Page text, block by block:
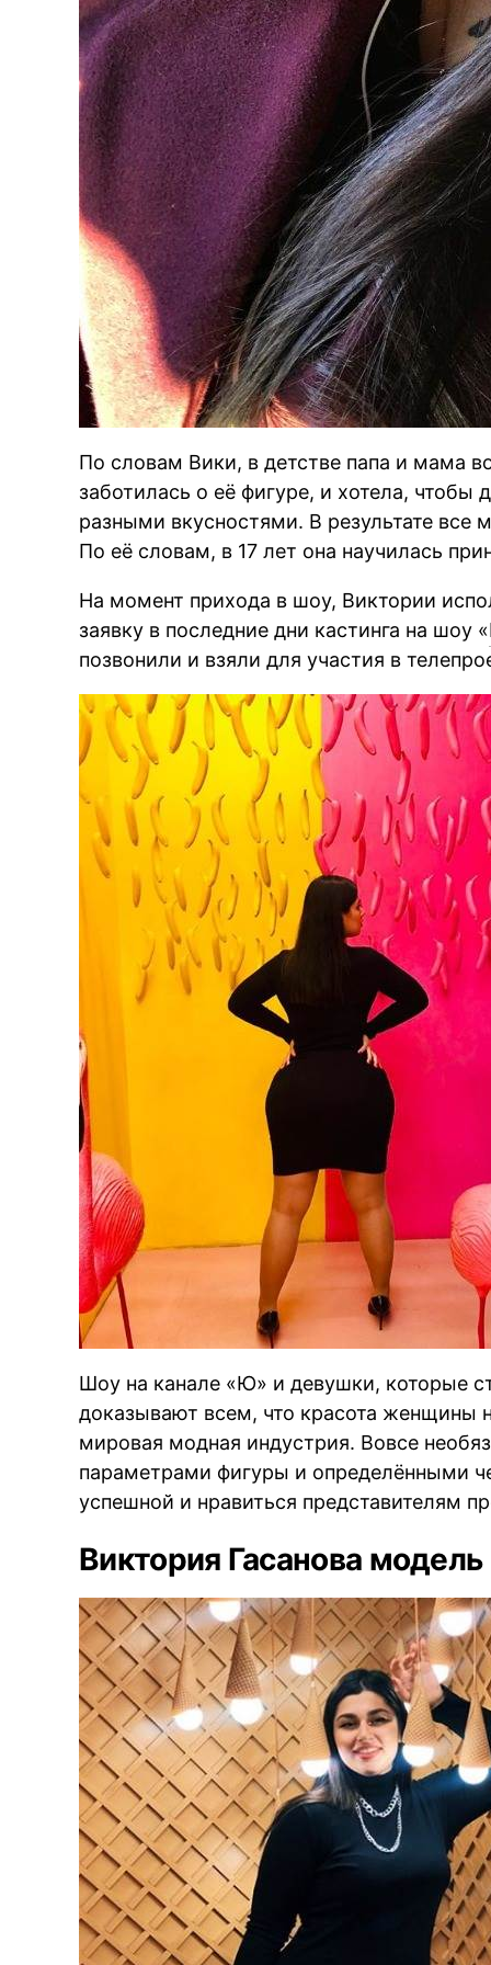
По словам Вики, в детстве папа и мама
заботилась о её фигуре, и хотела, чтобы
разными вкусностями. В результате
По её словам, в 17 лет она научилась
На момент прихода в шоу, Виктории
заявку в последние дни кастинга на шоу «
позвонили и взяли для участия в
Шоу на канале «Ю» и девушки, которые
доказывают всем, что красота женщины
мировая модная индустрия. Вовсе
параметрами фигуры и определёнными
успешной и нравиться представителям
Виктория Гасанова